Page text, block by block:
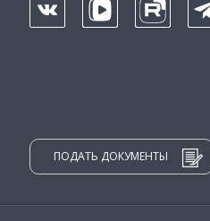
ПОДАТЬ ДОКУМЕНТЫ